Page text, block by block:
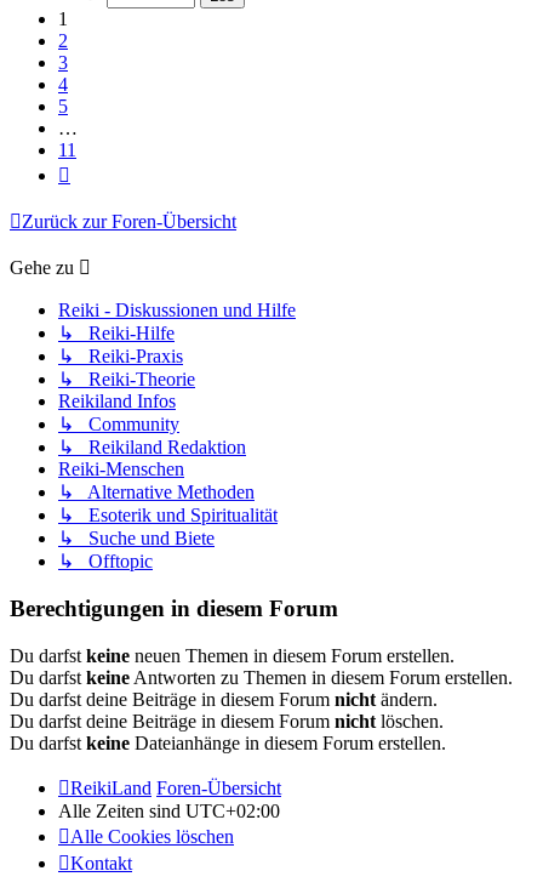
1
2
3
4
5
…
11
Zurück zur Foren-Übersicht
Gehe zu
Reiki - Diskussionen und Hilfe
↳ Reiki-Hilfe
↳ Reiki-Praxis
↳ Reiki-Theorie
Reikiland Infos
↳ Community
↳ Reikiland Redaktion
Reiki-Menschen
↳ Alternative Methoden
↳ Esoterik und Spiritualität
↳ Suche und Biete
↳ Offtopic
Berechtigungen in diesem Forum
Du darfst keine neuen Themen in diesem Forum erstellen.
Du darfst keine Antworten zu Themen in diesem Forum erstellen.
Du darfst deine Beiträge in diesem Forum nicht ändern.
Du darfst deine Beiträge in diesem Forum nicht löschen.
Du darfst keine Dateianhänge in diesem Forum erstellen.
ReikiLand Foren-Übersicht
Alle Zeiten sind UTC+02:00
Alle Cookies löschen
Kontakt